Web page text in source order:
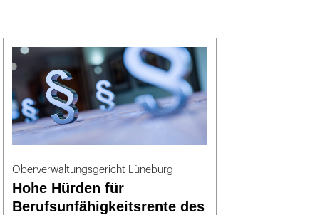
Oberverwaltungsgericht Lüneburg
Hohe Hürden für
Berufsunfähigkeitsrente des